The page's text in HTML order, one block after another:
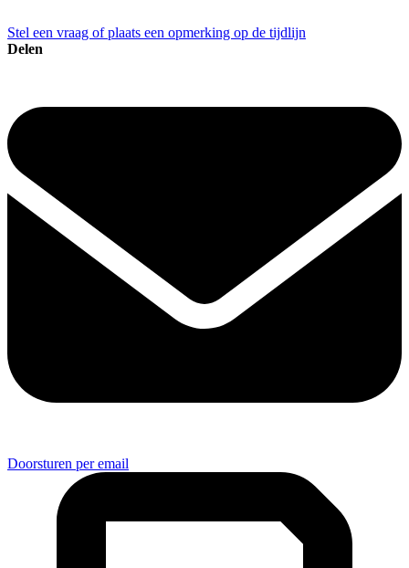
Stel een vraag of plaats een opmerking op de tijdlijn
Delen
Doorsturen per email